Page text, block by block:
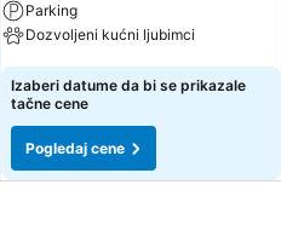
Parking
Dozvoljeni kućni ljubimci
Pogledaj cene
Izaberi datume da bi se prikazale
tačne cene
Pogledaj cene